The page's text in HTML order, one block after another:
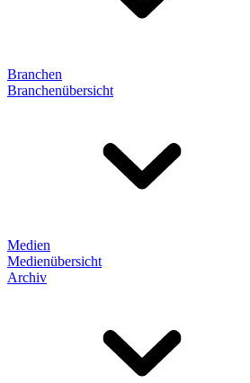
Branchen
Branchenübersicht
Medien
Medienübersicht
Archiv